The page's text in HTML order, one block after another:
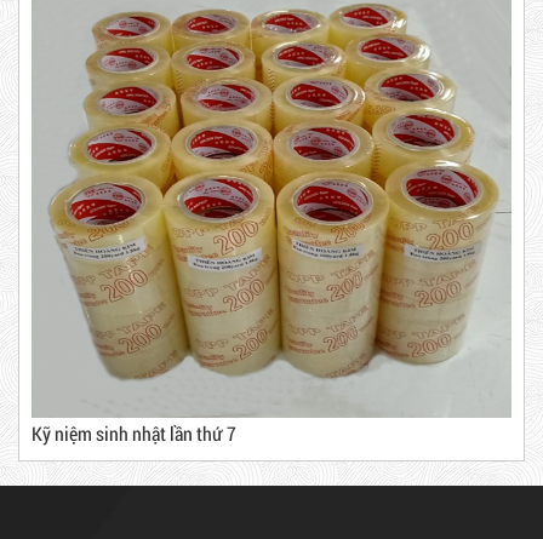
Mã sản phẩm: BKT1.4
Băng Keo
3*100
5,000 VNĐ5,200 VNĐ
Máy rút màng co
Máy cắt lõi giấy
Kỹ niệm sinh nhật lần thứ 7